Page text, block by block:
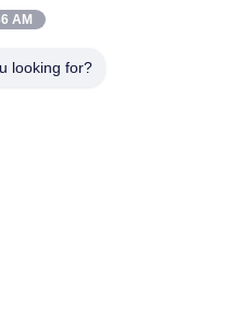
Foshan, Guangdong,
AM
looking for?